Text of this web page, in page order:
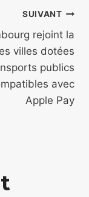
SUIVANT
rejoint la
villes dotées
publics
avec
Apple Pay